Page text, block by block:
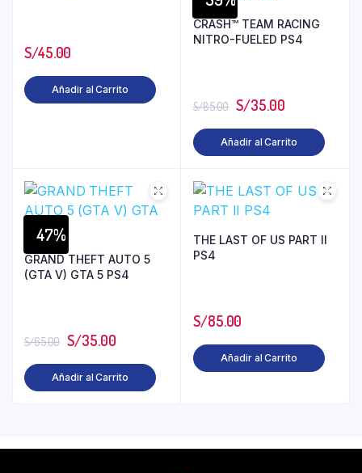
S/45.00
Añadir al Carrito
CRASH™ TEAM RACING
NITRO-FUELED PS4
S/85.00 S/35.00
Añadir al Carrito
47%
GRAND THEFT AUTO 5
(GTA V) GTA 5 PS4
S/65.00 S/35.00
Añadir al Carrito
THE LAST OF US PART II
PS4
S/85.00
Añadir al Carrito